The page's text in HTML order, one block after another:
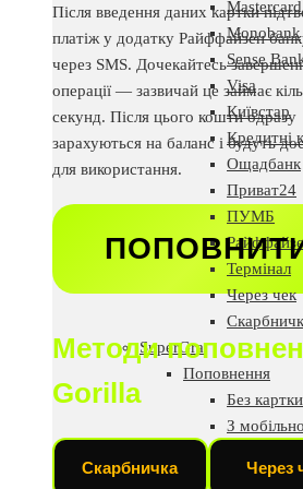
Mastercard
Monobank
Sense
Visa
Київстар
Кредитні
Ощадбанк
Приват24
ПУМБ
Термінал
Через чек
SuperGra
Поповнення
Без картки
З
EasyPay
Після введення даних картки
платіж у додатку Райффайзен
через SMS. Дочекайтесь
операції — зазвичай це займає
секунд. Після цього кошти одразу
зарахуються на баланс і будуть
для використання.
Методи
Gorilla
Скарбничка Через